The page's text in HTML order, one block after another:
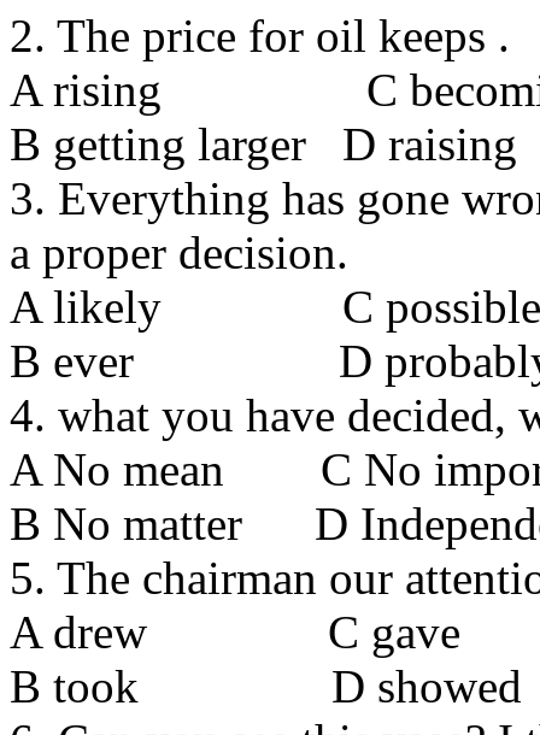
2. The price for oil keeps .
A rising С
В getting larger D raising
3. Everything has gone
a proper decision.
A likely С possible
В ever D
4. what you have decided,
A No mean С No
В No matter D
5. The chairman our
A drew С gave
В took D showed